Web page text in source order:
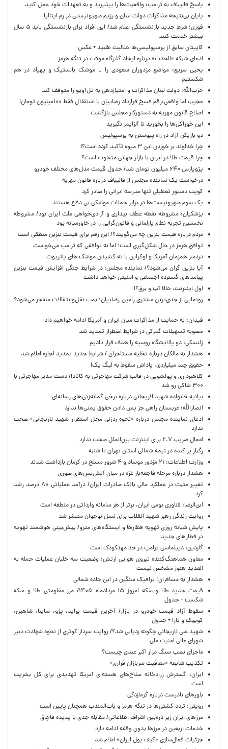
پاسخ قالیباف به ترامپ: واقعیت‌ها را بپذیرید و به تعهدات خود عمل کنید
پایان بی‌نتیجه مذاکرات دولت لبنان و رژیم صهیونیستی در رم ایتالیا
فوری؛ شرط جدید بازنشستگی اعلام شد/ این افراد برای بازنشستگی باید ۵ سال
بیشتر خدمت کنند
کاپیتان سابق از پرسپولیسی‌ها حلالیت طلبید + عکس
ادعای شبکه «الحدث» درباره ایجاد گذرگاه موقت در تنگه هرمز
یحیی سریع: مواضع مزدوران سعودی را با موشک بالستیک و پهپاد در هم
شکستیم
حزب‌الله: دولت لبنان مذاکرات و امتیازدهی به تل‌آویو را متوقف کند
عجیب اما واقعی:رقم فسخ قرارداد رضاییان با استقلال فقط ۱۰۰میلیون تومان!
اصلاح قانون مهریه به دستورکار مجلس بازگشت
این خوراکی‌ها را بخورید تا آلزایمر نگیرید
دو بازیکن آزاد در راه پیوستن به پرسپولیس
چرا خداوند بر خوردن این ۳ میوه تأکید کرده است؟!
چرا قیمت طلا در ایران با بازار جهانی متفاوت است؟
پژوپارس ۶۴۰ میلیون تومان شد/ جدول قیمت مدل‌های مختلف خودرو
درخواست یک نماینده مجلس از قالیباف درباره قانون مهریه
کویت دستور تعطیلی تنها مدرسه ایرانی را صادر کرد
یک‌ سوم صهیونیست‌ها در برابر حملات موشکی بی دفاع هستند
پزشکیان: مشروطه نقطه عطف بیداری و آزادی‌خواهی ملت ایران بود/ مشروطه
نخستین تجربه نظام پارلمانی و قانون‌گرایی را در خاورمیانه بود
مردم درباره قیمت بنزین چه می‌گویند؟/ این رقم برای قیمت بنزین منطقی است
توافق هرمز در حال شکل‌گیری است؛ اما نه توافقی که ترامپ می‌خواست
دردسر همزمان آمریکا و اوکراین با ته کشیدن موشک های پاتریوت
آیا بنزین گران می‌شود؟/ نماینده مجلس: در شرایط جنگی افزایش قیمت بنزین
پیامدهای گسترده اجتماعی و امنیتی خواهد داشت
اول اینترنت، حالا آب و برق؟!
رونمایی از جدی‌ترین مشتری رامین رضاییان؛ بمب نقل‌وانتقالات منفجر می‌شود؟
فیدان: به حمایت از مذاکرات میان ایران و آمریکا ادامه خواهیم داد
مصوبه تسهیلات گمرکی در شرایط اضطرار تمدید شد
زلنسکی: دو پالایشگاه روسیه را هدف قرار دادیم
هشدار به مالکان درباره تخلیه مستاجران / شرایط جدید تمدید اجاره اعلام شد
حقوق چند میلیاردی، پاداش سقوط به لیگ یک!
کلاهبرداری و پولشویی در قالب شرکت مهاجرتی به کانادا/ دست مدیر مهاجرتی با
۳۰۰ شاکی رو شد
بیانیه خانواده شهید لاریجانی درباره برخی گمانه‌زنی‌های رسانه‌ای
انصارالله: عربستان راهی جز پس دادن حقوق یمنی‌ها ندارد
ادعای نماینده مجلس درباره «نحوه ردزنی محل استقرار شهید لاریجانی» صحت
ندارد
اعمال ضریب ۲.۷ برای اینترنت بین‌الملل صحت ندارد
رگبار پراکنده در نیمه شمالی استان تهران تا شنبه
وزارت اطلاعات: ۲۱ مزدور موساد و ۴ شرور مسلح در کرمان بازداشت شدند
هشدار درباره مرحله فاجعه‌بار غزه در میان آتش‌بس‌های صوری
تغییر مثبت در عملکرد مالی بانک صادرات ایران/ درآمد عملیاتی ۸۰ درصد رشد
کرد
ابن‌الرضا: فناوری بومی ایران، برتر از هر سامانه وارداتی در منطقه است
روایت زندگی رهبر شهید انقلاب برای نسل نوجوان منتشر شد
پایش شبانه روزی تهویه قطارها و ایستگاه‌های مترو/ پیش‌بینی هوشمند تهویه
در قطارهای جدید
گاردین: دیپلماسی ترامپ در حد مهدکودک است
معاون هماهنگ‌کننده نیروی هوایی ارتش: وضعیت سه خلبان عملیات حمله به
العدید هنوز مشخص نیست
هشدار به مسافران؛ ترافیک سنگین در این جاده شمالی
قیمت جدید طلا و سکه امروز ۱۵ مردادماه ۱۴۰۵/ مرز مقاومتی طلا و سکه
شکست + جدول
سقوط آزاد قیمت خودرو در بازار/ آخرین قیمت پراید، پژو، ساینا، شاهین،
کوییک و تارا + جدول
شهید علی لاریجانی چگونه ردیابی شد؟/ روایت سردار کوثری از نحوه شهادت دبیر
شورای عالی امنیت ملی
ماجرای نصب سنگ مزار اکبر عبدی چیست؟
تکذیب شایعه «معافیت سربازان فراری»
ایران: گسترش زرادخانه سلاح‌های هسته‌ای آمریکا تهدیدی برای کل بشریت
است
باورهای نادرست درباره گرمازدگی
رویترز: تردد کشتی‌ها در تنگه هرمز و باب‌المندب همچنان پایین است
مرزهای ایران زیر ذره‌بین اشراف اطلاعاتی/ مقابله جدی با پدیده قاچاق
خدمات اربعین در مرزها بدون وقفه ادامه دارد
جزئیات فعال‌سازی «کیف پول ایران» اعلام شد